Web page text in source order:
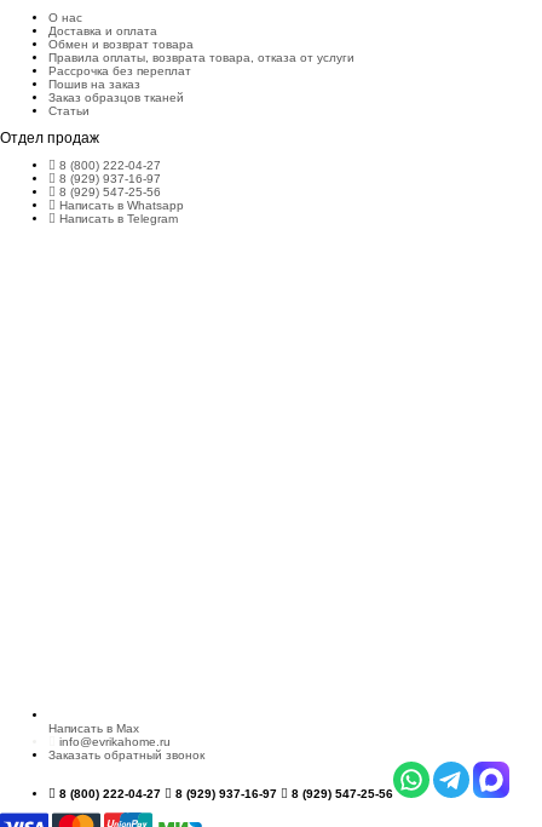
О нас
Доставка и оплата
Обмен и возврат товара
Правила оплаты, возврата товара, отказа от услуги
Рассрочка без переплат
Пошив на заказ
Заказ образцов тканей
Статьи
Отдел продаж
8 (800) 222-04-27
8 (929) 937-16-97
8 (929) 547-25-56
Написать в Whatsapp
Написать в Telegram
Написать в Max
info@evrikahome.ru
Заказать обратный звонок
8 (800) 222-04-27 8 (929) 937-16-97 8 (929) 547-25-56